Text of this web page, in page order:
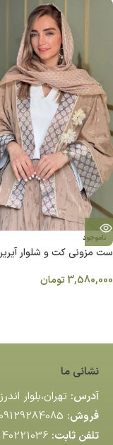
ناموجود
ست مزونی کت و شلوار
3,580,000تومان
نشانی ما
آدرس: تهران،بلوار
فروش:
تلفن ثابت: